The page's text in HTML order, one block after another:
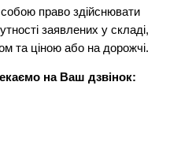
право здійснювати
заявлених у складі,
та ціною або на дорожчі.
на Ваш дзвінок: